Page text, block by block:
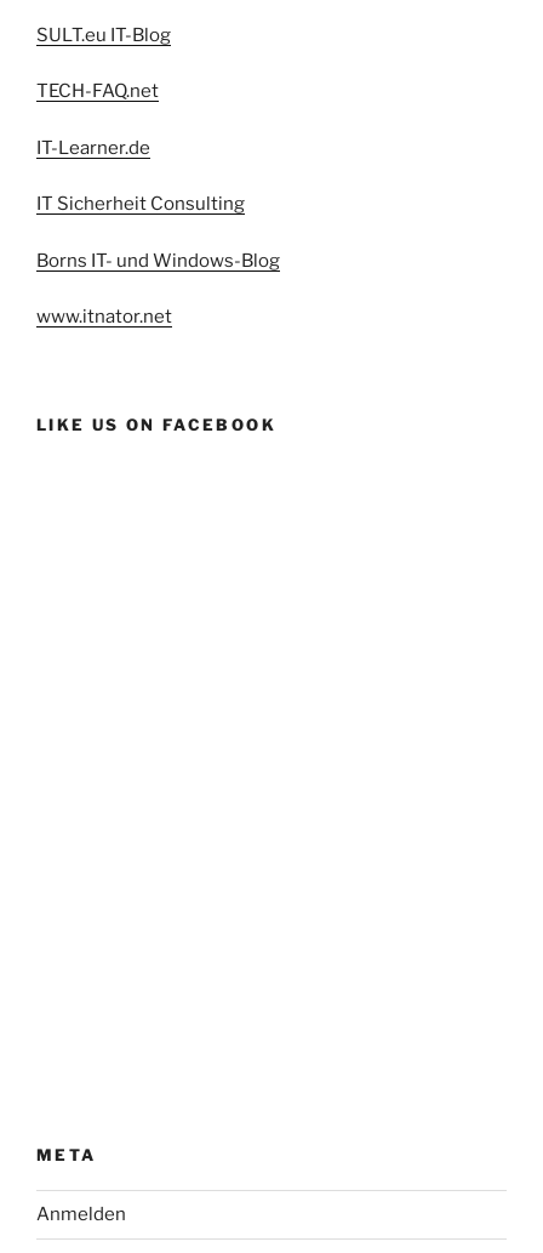
SULT.eu IT-Blog
TECH-FAQ.net
IT-Learner.de
IT Sicherheit Consulting
Borns IT- und Windows-Blog
www.itnator.net
LIKE US ON FACEBOOK
META
Anmelden